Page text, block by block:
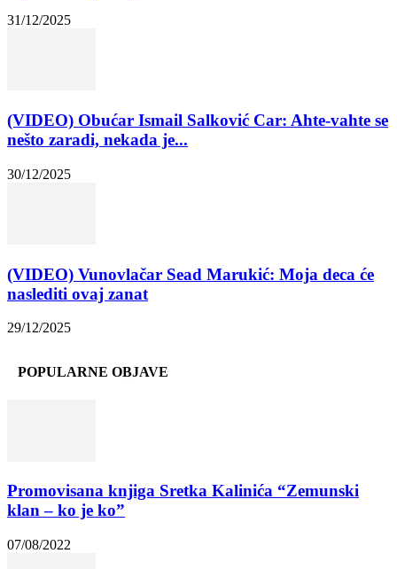
31/12/2025
(VIDEO) Obućar Ismail Salković Car: Ahte-vahte se
nešto zaradi, nekada je...
30/12/2025
(VIDEO) Vunovlačar Sead Marukić: Moja deca će
naslediti ovaj zanat
29/12/2025
POPULARNE OBJAVE
Promovisana knjiga Sretka Kalinića “Zemunski
klan – ko je ko”
07/08/2022